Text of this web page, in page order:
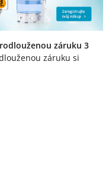
záruku 3
záruku si